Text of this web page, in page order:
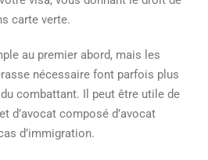
carte verte.
au premier abord, mais les
nécessaire font parfois plus
combattant. Il peut être utile de
d’avocat composé d’avocat
d’immigration.